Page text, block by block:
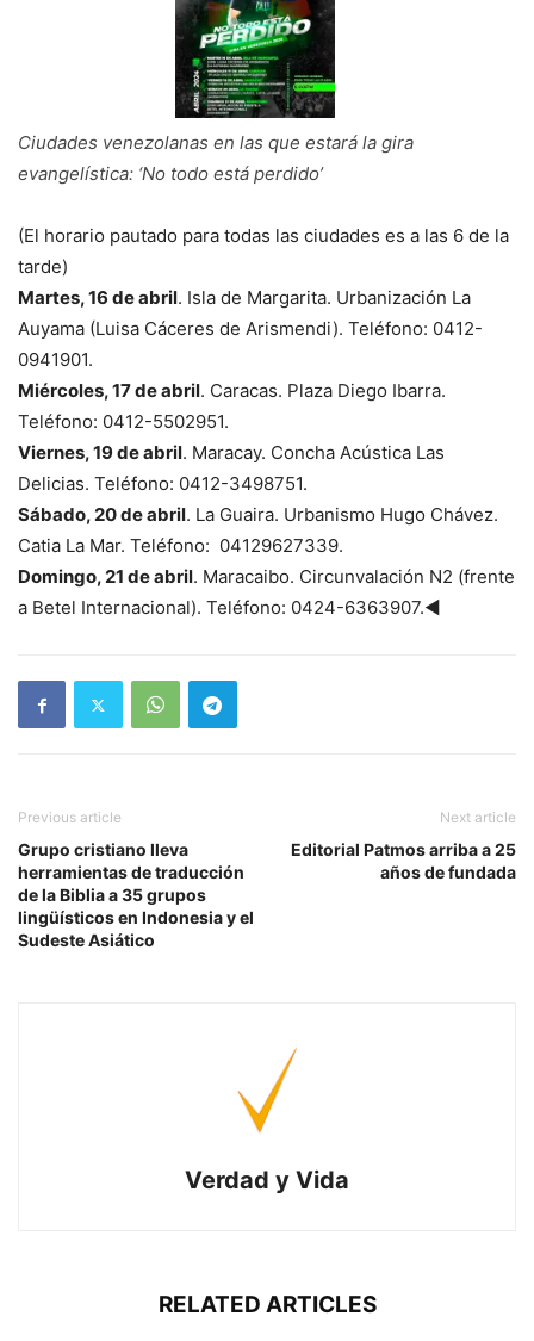
Ciudades venezolanas en las que estará la gira
evangelística: ‘No todo está perdido’
(El horario pautado para todas las ciudades es a las 6 de la
tarde)
Martes, 16 de abril. Isla de Margarita. Urbanización La
Auyama (Luisa Cáceres de Arismendi). Teléfono: 0412-
0941901.
Miércoles, 17 de abril. Caracas. Plaza Diego Ibarra.
Teléfono: 0412-5502951.
Viernes, 19 de abril. Maracay. Concha Acústica Las
Delicias. Teléfono: 0412-3498751.
Sábado, 20 de abril. La Guaira. Urbanismo Hugo Chávez.
Catia La Mar. Teléfono: 04129627339.
Domingo, 21 de abril. Maracaibo. Circunvalación N2 (frente
a Betel Internacional). Teléfono: 0424-6363907.◄
Previous article
Grupo cristiano lleva
herramientas de traducción
de la Biblia a 35 grupos
lingüísticos en Indonesia y el
Sudeste Asiático
Next article
Editorial Patmos arriba a 25
años de fundada
Verdad y Vida
RELATED ARTICLES